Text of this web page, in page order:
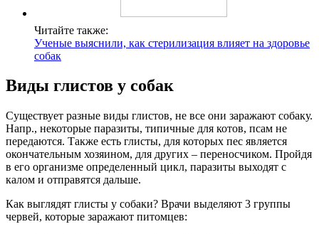
Читайте также:
Ученые выяснили, как стерилизация влияет на здоровье
собак
Виды глистов у собак
Существует разные виды глистов, не все они заражают собаку.
Напр., некоторые паразиты, типичные для котов, псам не
передаются. Также есть глисты, для которых пес является
окончательным хозяином, для других – переносчиком. Пройдя
в его организме определенный цикл, паразиты выходят с
калом и отправятся дальше.
Как выглядят глисты у собаки? Врачи выделяют 3 группы
червей, которые заражают питомцев: